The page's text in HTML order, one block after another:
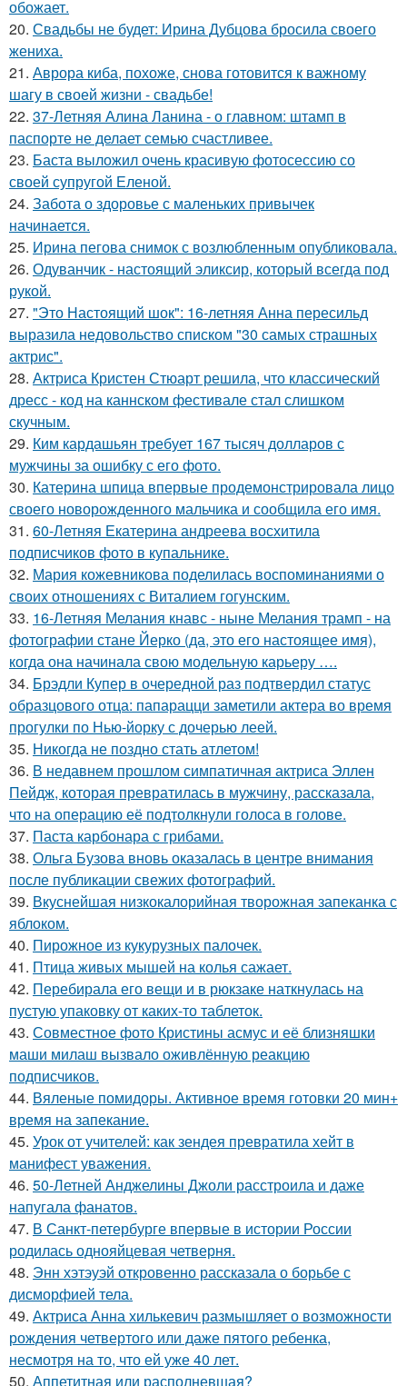
обожает.
20. Свадьбы не будет: Ирина Дубцова бросила своего
жениха.
21. Аврора киба, похоже, снова готовится к важному
шагу в своей жизни - свадьбе!
22. 37-Летняя Алина Ланина - о главном: штамп в
паспорте не делает семью счастливее.
23. Баста выложил очень красивую фотосессию со
своей супругой Еленой.
24. Забота о здоровье с маленьких привычек
начинается.
25. Ирина пегова снимок с возлюбленным опубликовала.
26. Одуванчик - настоящий эликсир, который всегда под
рукой.
27. "Это Настоящий шок": 16-летняя Анна пересильд
выразила недовольство списком "30 самых страшных
актрис".
28. Актриса Кристен Стюарт решила, что классический
дресс - код на каннском фестивале стал слишком
скучным.
29. Ким кардашьян требует 167 тысяч долларов с
мужчины за ошибку с его фото.
30. Катерина шпица впервые продемонстрировала лицо
своего новорожденного мальчика и сообщила его имя.
31. 60-Летняя Екатерина андреева восхитила
подписчиков фото в купальнике.
32. Мария кожевникова поделилась воспоминаниями о
своих отношениях с Виталием гогунским.
33. 16-Летняя Мелания кнавс - ныне Мелания трамп - на
фотографии стане Йерко (да, это его настоящее имя),
когда она начинала свою модельную карьеру ….
34. Брэдли Купер в очередной раз подтвердил статус
образцового отца: папарацци заметили актера во время
прогулки по Нью-йорку с дочерью леей.
35. Никогда не поздно стать атлетом!
36. В недавнем прошлом симпатичная актриса Эллен
Пейдж, которая превратилась в мужчину, рассказала,
что на операцию её подтолкнули голоса в голове.
37. Паста карбонара с грибами.
38. Ольга Бузова вновь оказалась в центре внимания
после публикации свежих фотографий.
39. Вкуснейшая низкокалорийная творожная запеканка с
яблоком.
40. Пирожное из кукурузных палочек.
41. Птица живых мышей на колья сажает.
42. Перебирала его вещи и в рюкзаке наткнулась на
пустую упаковку от каких-то таблеток.
43. Совместное фото Кристины асмус и её близняшки
маши милаш вызвало оживлённую реакцию
подписчиков.
44. Вяленые помидоры. Активное время готовки 20 мин+
время на запекание.
45. Урок от учителей: как зендея превратила хейт в
манифест уважения.
46. 50-Летней Анджелины Джоли расстроила и даже
напугала фанатов.
47. В Санкт-петербурге впервые в истории России
родилась однояйцевая четверня.
48. Энн хэтэуэй откровенно рассказала о борьбе с
дисморфией тела.
49. Актриса Анна хилькевич размышляет о возможности
рождения четвертого или даже пятого ребенка,
несмотря на то, что ей уже 40 лет.
50. Аппетитная или располневшая?